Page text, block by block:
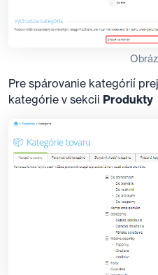
Pre spárovanie kategórií
kategórie v sekcii Produkty